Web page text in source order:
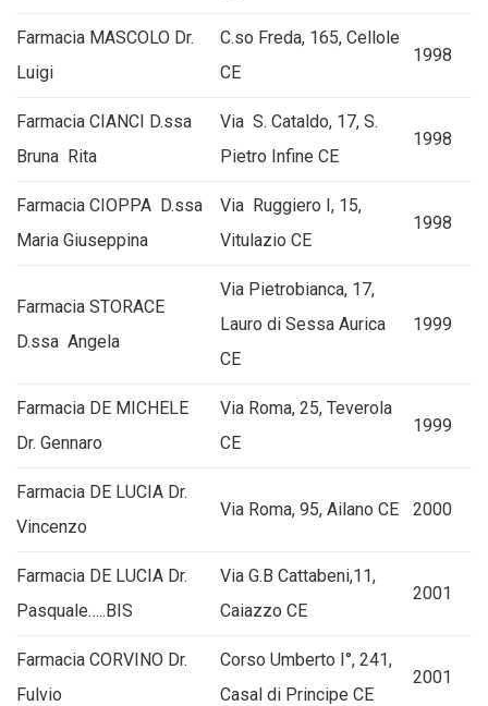
Farmacia MASCOLO Dr.
Luigi
C.so Freda, 165, Cellole
CE
1998
Farmacia CIANCI D.ssa
Bruna Rita
Via S. Cataldo, 17, S.
Pietro Infine CE
1998
Farmacia CIOPPA D.ssa
Maria Giuseppina
Via Ruggiero I, 15,
Vitulazio CE
1998
Farmacia STORACE
D.ssa Angela
Via Pietrobianca, 17,
Lauro di Sessa Aurica
CE
1999
Farmacia DE MICHELE
Dr. Gennaro
Via Roma, 25, Teverola
CE
1999
Farmacia DE LUCIA Dr.
Vincenzo
Via Roma, 95, Ailano CE 2000
Farmacia DE LUCIA Dr.
Pasquale…..BIS
Via G.B Cattabeni,11,
Caiazzo CE
2001
Farmacia CORVINO Dr.
Fulvio
Corso Umberto I°, 241,
Casal di Principe CE
2001